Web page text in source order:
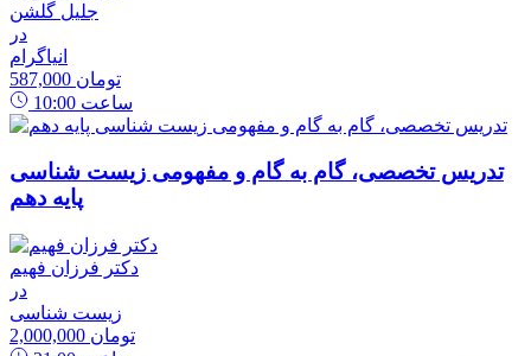
جلیل گلشن
در
انیاگرام
587,000 تومان
10:00 ساعت
تدریس تخصصی، گام به گام و مفهومی زیست شناسی
پایه دهم
دکتر فرزان فهیم
در
زیست شناسی
2,000,000 تومان